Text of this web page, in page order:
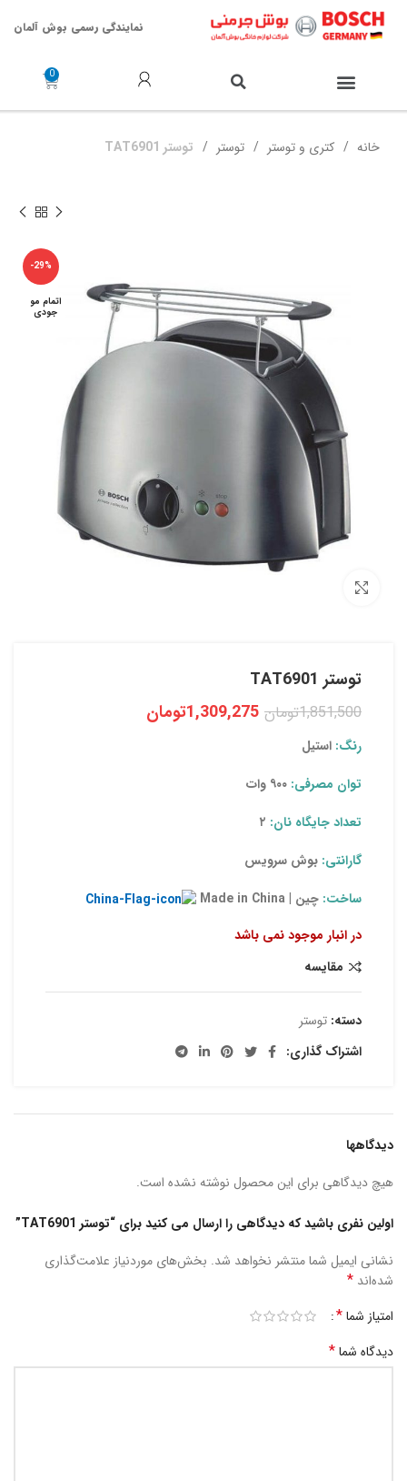
نمایندگی رسمی بوش آلمان
خانه کتری و توستر توستر توستر TAT6901
-29%
اتمام مو
جودی
توستر TAT6901
1,851,500تومان 1,309,275تومان
رنگ: استیل
توان مصرفی:
تعداد جایگاه نان:
گارانتی: بوش سرویس
ساخت: چین | Made in China
در انبار موجود نمی باشد
مقایسه
دسته: توستر
اشتراک گذاری:
دیدگاهها
هیچ دیدگاهی برای این محصول نوشته نشده است.
اولین نفری باشید که دیدگاهی را ارسال می کنید برای “توستر TAT6901”
نشانی ایمیل شما منتشر نخواهد شد. بخش‌های موردنیاز علامت‌گذاری
شده‌اند *
امتیاز شما*
دیدگاه شما*